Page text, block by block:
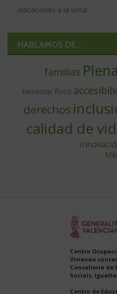
¡Vacaciones a la vista!
HABLAMOS DE...
familias
bienestar físico
derechos
calidad de
Centro
Vivienda
Conselleria de
Socials,
Centro de